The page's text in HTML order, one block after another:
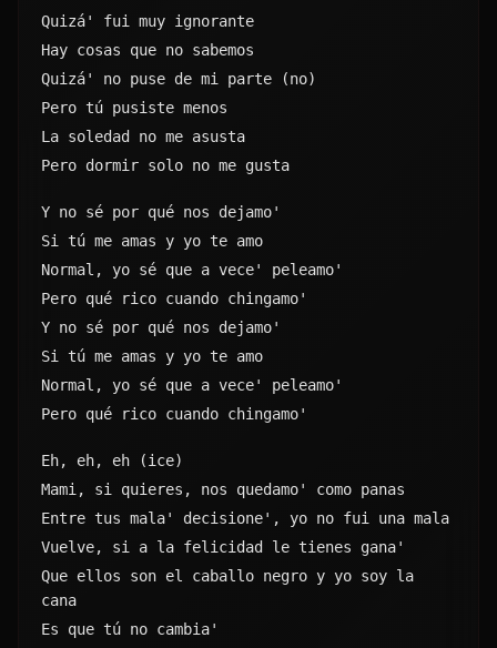
Quizá' fui muy ignorante
Hay cosas que no sabemos
Quizá' no puse de mi parte (no)
Pero tú pusiste menos
La soledad no me asusta
Pero dormir solo no me gusta
Y no sé por qué nos dejamo'
Si tú me amas y yo te amo
Normal, yo sé que a vece' peleamo'
Pero qué rico cuando chingamo'
Y no sé por qué nos dejamo'
Si tú me amas y yo te amo
Normal, yo sé que a vece' peleamo'
Pero qué rico cuando chingamo'
Eh, eh, eh (ice)
Mami, si quieres, nos quedamo' como panas
Entre tus mala' decisione', yo no fui una mala
Vuelve, si a la felicidad le tienes gana'
Que ellos son el caballo negro y yo soy la
cana
Es que tú no cambia'